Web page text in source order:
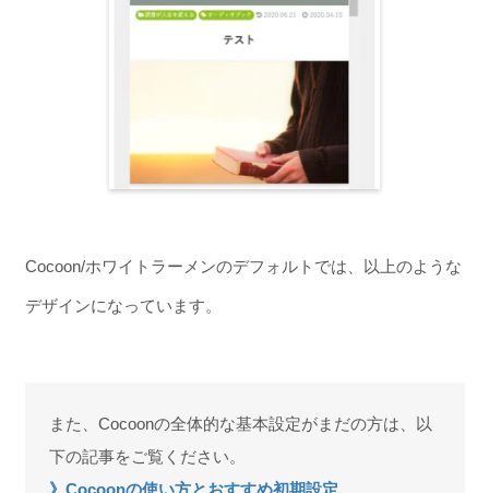
Cocoon/ホワイトラーメンのデフォルトでは、以上のような
デザインになっています。
また、Cocoonの全体的な基本設定がまだの方は、以
下の記事をご覧ください。
》Cocoonの使い方とおすすめ初期設定